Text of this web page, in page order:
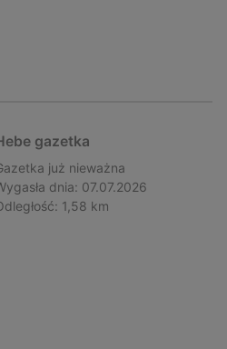
gazetka
już nieważna
dnia: 07.07.2026
1,58 km